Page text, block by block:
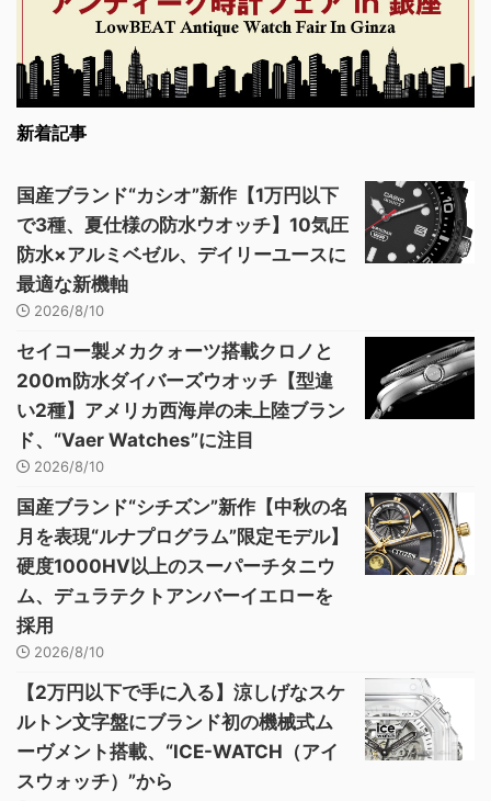
新着記事
国産ブランド“カシオ”新作【1万円以下
で3種、夏仕様の防水ウオッチ】10気圧
防水×アルミベゼル、デイリーユースに
最適な新機軸
2026/8/10
セイコー製メカクォーツ搭載クロノと
200m防水ダイバーズウオッチ【型違
い2種】アメリカ西海岸の未上陸ブラン
ド、“Vaer Watches”に注目
2026/8/10
国産ブランド“シチズン”新作【中秋の名
月を表現“ルナプログラム”限定モデル】
硬度1000HV以上のスーパーチタニウ
ム、デュラテクトアンバーイエローを
採用
2026/8/10
【2万円以下で手に入る】涼しげなスケ
ルトン文字盤にブランド初の機械式ム
ーヴメント搭載、“ICE-WATCH（アイ
スウォッチ）”から